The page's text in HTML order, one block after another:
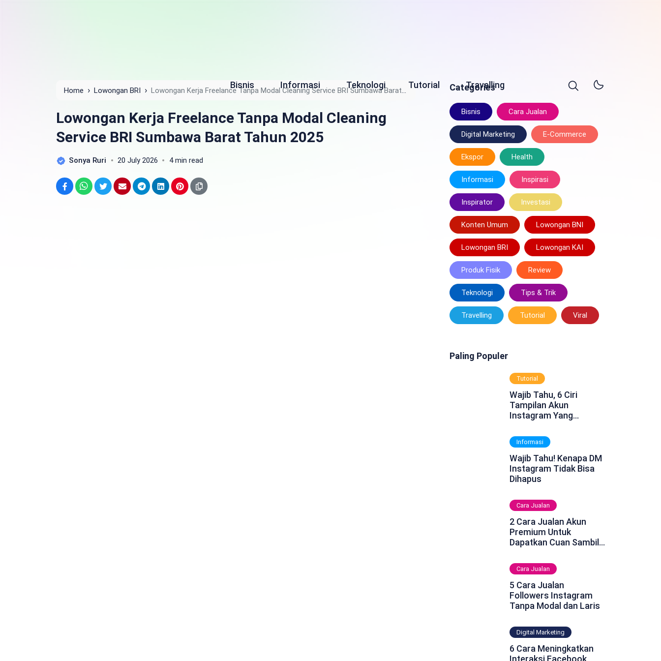
Bisnis Informasi Teknologi Tutorial Travelling
Home › Lowongan BRI › Lowongan Kerja Freelance Tanpa Modal Cleaning Service BRI Sumbawa Barat
Lowongan Kerja Freelance Tanpa Modal Cleaning
Service BRI Sumbawa Barat Tahun 2025
Sonya Ruri 20 July 2026 4 min read
Categories
Bisnis Cara Jualan
Digital Marketing E-Commerce
Ekspor Health
Informasi Inspirasi
Inspirator Investasi
Konten Umum Lowongan BNI
Lowongan BRI Lowongan KAI
Produk Fisik Review
Teknologi Tips & Trik
Travelling Tutorial Viral
Paling Populer
Tutorial
Wajib Tahu, 6 Ciri
Tampilan Akun
Instagram Yang
Informasi
Wajib Tahu! Kenapa DM
Instagram Tidak Bisa
Dihapus
Cara Jualan
2 Cara Jualan Akun
Premium Untuk
Dapatkan Cuan Sambil
Cara Jualan
5 Cara Jualan
Followers Instagram
Tanpa Modal dan Laris
Digital Marketing
6 Cara Meningkatkan
Interaksi Facebook